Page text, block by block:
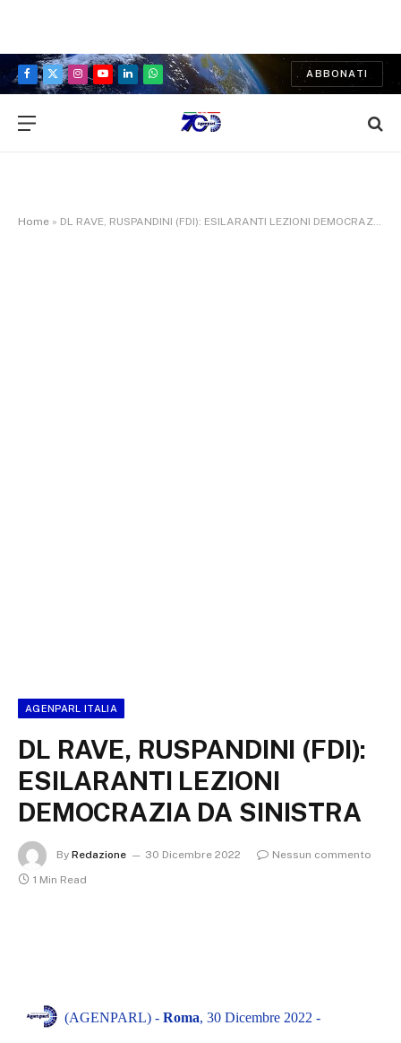
Facebook
X
Instagram
YouTubeLinkedInWhatsApp
ABBONATI
Home » DL RAVE, RUSPANDINI (FDI): ESILARANTI LEZIONI DEMOCRAZIA DA SINISTRA
AGENPARL ITALIA
DL RAVE, RUSPANDINI (FDI):
ESILARANTI LEZIONI
DEMOCRAZIA DA SINISTRA
By Redazione 30 Dicembre 2022
Nessun commento
1 Min Read
(AGENPARL) - Roma, 30 Dicembre 2022 -